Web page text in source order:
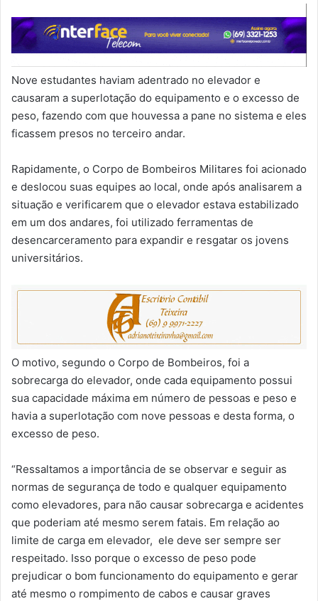
Nove estudantes haviam adentrado no elevador e
causaram a superlotação do equipamento e o excesso de
peso, fazendo com que houvessa a pane no sistema e eles
ficassem presos no terceiro andar.
Rapidamente, o Corpo de Bombeiros Militares foi acionado
e deslocou suas equipes ao local, onde após analisarem a
situação e verificarem que o elevador estava estabilizado
em um dos andares, foi utilizado ferramentas de
desencarceramento para expandir e resgatar os jovens
universitários.
O motivo, segundo o Corpo de Bombeiros, foi a
sobrecarga do elevador, onde cada equipamento possui
sua capacidade máxima em número de pessoas e peso e
havia a superlotação com nove pessoas e desta forma, o
excesso de peso.
“Ressaltamos a importância de se observar e seguir as
normas de segurança de todo e qualquer equipamento
como elevadores, para não causar sobrecarga e acidentes
que poderiam até mesmo serem fatais. Em relação ao
limite de carga em elevador, ele deve ser sempre ser
respeitado. Isso porque o excesso de peso pode
prejudicar o bom funcionamento do equipamento e gerar
até mesmo o rompimento de cabos e causar graves